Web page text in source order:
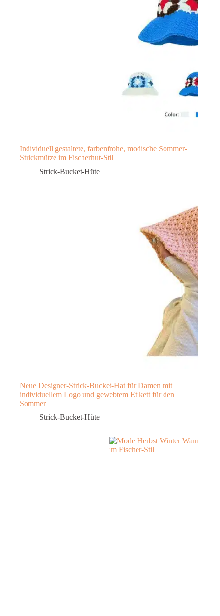
Individuell gestaltete, farbenfrohe, modische Sommer-
Strickmütze im Fischerhut-Stil
Strick-Bucket-Hüte
Neue Designer-Strick-Bucket-Hat für Damen mit
individuellem Logo und gewebtem Etikett für den
Sommer
Strick-Bucket-Hüte